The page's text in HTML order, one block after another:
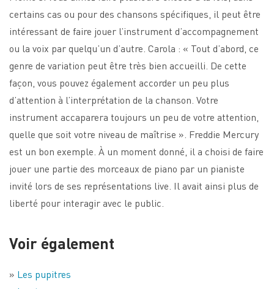
certains cas ou pour des chansons spécifiques, il peut être
intéressant de faire jouer l’instrument d’accompagnement
ou la voix par quelqu’un d’autre. Carola : « Tout d’abord, ce
genre de variation peut être très bien accueilli. De cette
façon, vous pouvez également accorder un peu plus
d’attention à l’interprétation de la chanson. Votre
instrument accaparera toujours un peu de votre attention,
quelle que soit votre niveau de maîtrise ». Freddie Mercury
est un bon exemple. À un moment donné, il a choisi de faire
jouer une partie des morceaux de piano par un pianiste
invité lors de ses représentations live. Il avait ainsi plus de
liberté pour interagir avec le public.
Voir également
» Les pupitres